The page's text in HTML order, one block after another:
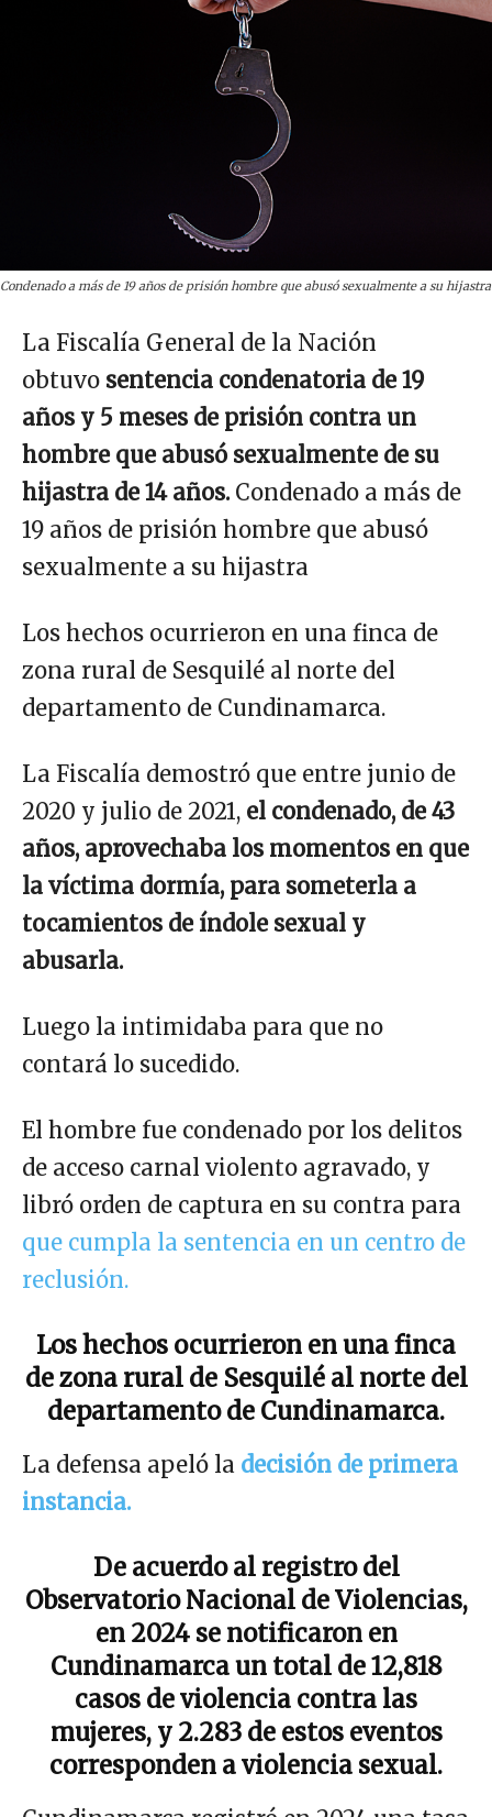
Condenado a más de 19 años de prisión hombre que abusó sexualmente a su hijastra
La Fiscalía General de la Nación
obtuvo sentencia condenatoria de 19
años y 5 meses de prisión contra un
hombre que abusó sexualmente de su
hijastra de 14 años. Condenado a más de
19 años de prisión hombre que abusó
sexualmente a su hijastra
Los hechos ocurrieron en una finca de
zona rural de Sesquilé al norte del
departamento de Cundinamarca.
La Fiscalía demostró que entre junio de
2020 y julio de 2021, el condenado, de 43
años, aprovechaba los momentos en que
la víctima dormía, para someterla a
tocamientos de índole sexual y
abusarla.
Luego la intimidaba para que no
contará lo sucedido.
El hombre fue condenado por los delitos
de acceso carnal violento agravado, y
libró orden de captura en su contra para
que cumpla la sentencia en un centro de
reclusión.
Los hechos ocurrieron en una finca
de zona rural de Sesquilé al norte del
departamento de Cundinamarca.
La defensa apeló la decisión de primera
instancia.
De acuerdo al registro del
Observatorio Nacional de Violencias,
en 2024 se notificaron en
Cundinamarca un total de 12,818
casos de violencia contra las
mujeres, y 2.283 de estos eventos
corresponden a violencia sexual.